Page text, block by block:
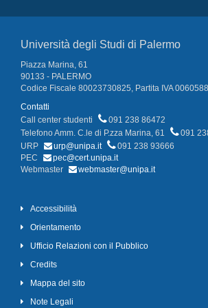
Università degli Studi di Palermo
Piazza Marina, 61
90133 - PALERMO
Codice Fiscale 80023730825, Partita IVA
Contatti
Call center studenti
091 238 86472
Telefono Amm. C.le di P.zza Marina, 61
091
URP
urp@unipa.it
091 238 93666
PEC
pec@cert.unipa.it
Webmaster
webmaster@unipa.it
Accessibilità
Orientamento
Ufficio Relazioni con il Pubblico
Credits
Mappa del sito
Note Legali